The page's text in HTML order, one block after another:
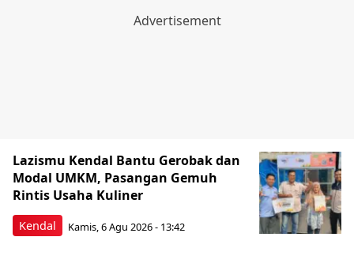
Kendal
Lazismu Kendal Bantu Gerobak dan
Modal UMKM, Pasangan Gemuh
Rintis Usaha Kuliner
Kamis, 6 Agu 2026 - 13:42